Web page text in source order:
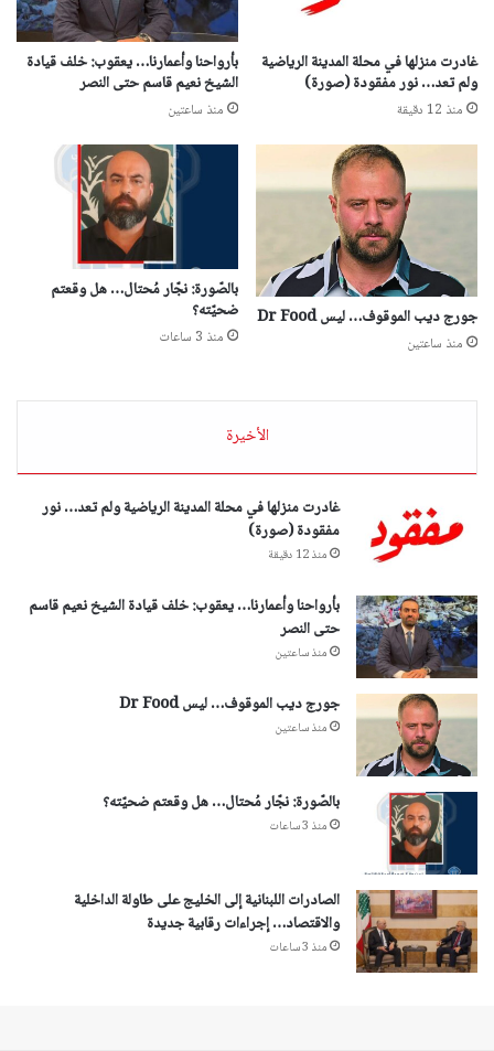
غادرت منزلها في محلة المدينة الرياضية
ولم تعد… نور مفقودة (صورة)
منذ 12 دقيقة
بأرواحنا وأعمارنا… يعقوب: خلف قيادة
الشيخ نعيم قاسم حتى النصر
منذ ساعتين
جورج ديب الموقوف… ليس Dr Food
منذ ساعتين
بالصّورة: نجّار مُحتال… هل وقعتم
ضحيّته؟
منذ 3 ساعات
الأخيرة
غادرت منزلها في محلة المدينة الرياضية ولم تعد… نور
مفقودة (صورة)
منذ 12 دقيقة
بأرواحنا وأعمارنا… يعقوب: خلف قيادة الشيخ نعيم قاسم
حتى النصر
منذ ساعتين
جورج ديب الموقوف… ليس Dr Food
منذ ساعتين
بالصّورة: نجّار مُحتال… هل وقعتم ضحيّته؟
منذ 3 ساعات
الصادرات اللبنانية إلى الخليج على طاولة الداخلية
والاقتصاد… إجراءات رقابية جديدة
منذ 3 ساعات